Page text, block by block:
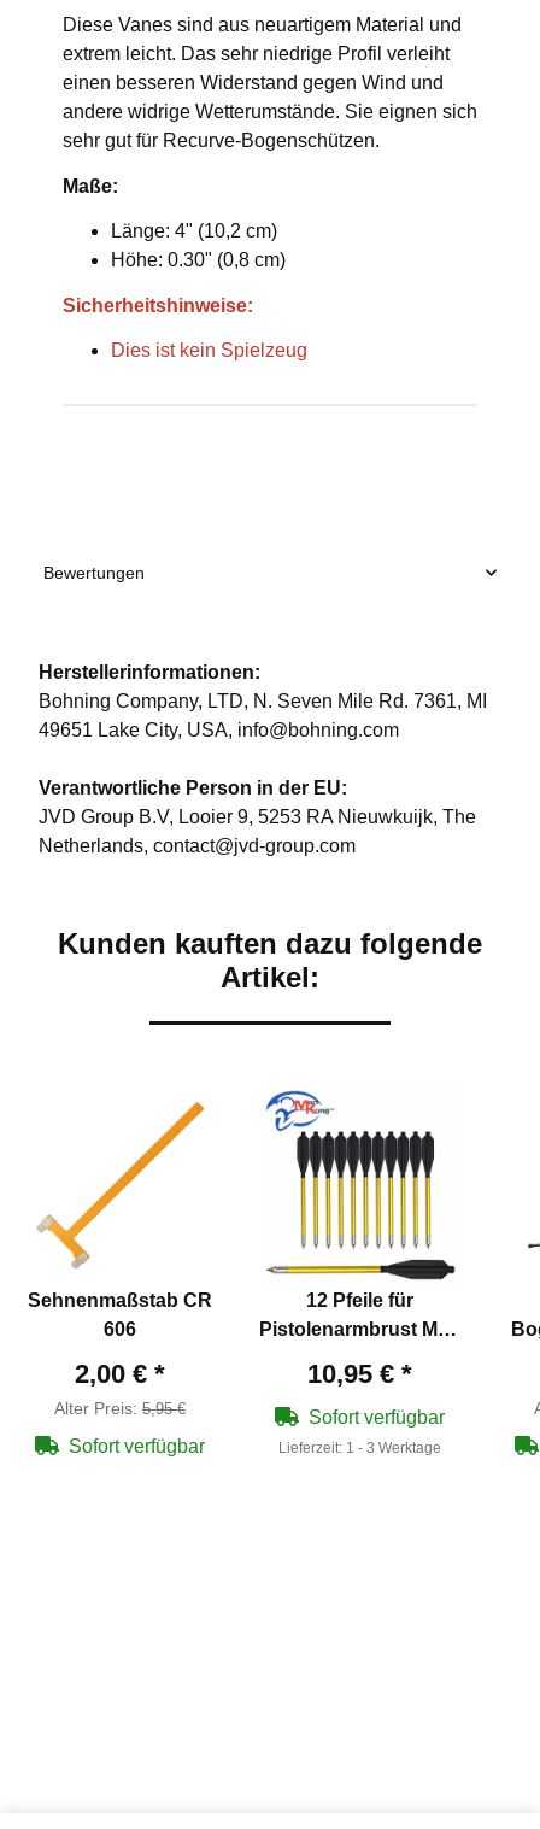
Diese Vanes sind aus neuartigem Material und
extrem leicht. Das sehr niedrige Profil verleiht
einen besseren Widerstand gegen Wind und
andere widrige Wetterumstände. Sie eignen sich
sehr gut für Recurve-Bogenschützen.
Maße:
Länge: 4" (10,2 cm)
Höhe: 0.30" (0,8 cm)
Sicherheitshinweise:
Dies ist kein Spielzeug
Bewertungen
Herstellerinformationen:
Bohning Company, LTD, N. Seven Mile Rd. 7361, MI
49651 Lake City, USA, info@bohning.com
Verantwortliche Person in der EU:
JVD Group B.V, Looier 9, 5253 RA Nieuwkuijk, The
Netherlands, contact@jvd-group.com
Kunden kauften dazu folgende
Artikel:
Sehnenmaßstab CR
606
2,00 € *
Alter Preis: 5,95 €
Sofort verfügbar
12 Pfeile für
Pistolenarmbrust Man
Aluminium 6,5" 16,5
cm
10,95 € *
Sofort verfügbar
Lieferzeit: 1 - 3 Werktage